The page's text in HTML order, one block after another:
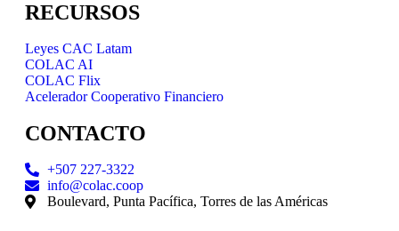
RECURSOS
Leyes CAC Latam
COLAC AI
COLAC Flix
Acelerador Cooperativo Financiero
CONTACTO
+507 227-3322
info@colac.coop
Boulevard, Punta Pacífica, Torres de las Américas